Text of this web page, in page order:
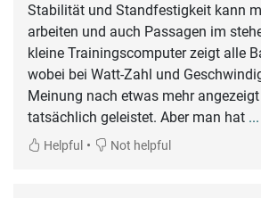
Stabilität und Standfestigkeit kann
arbeiten und auch Passagen im
kleine Trainingscomputer zeigt alle
wobei bei Watt-Zahl und
Meinung nach etwas mehr
tatsächlich geleistet. Aber man hat
Helpful • Not helpful